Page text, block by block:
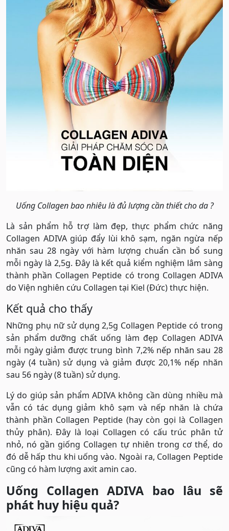
Uống Collagen bao nhiêu là đủ lượng cần thiết cho da ?
Là sản phẩm hỗ trợ làm đẹp, thực phẩm chức năng
Collagen ADIVA giúp đẩy lùi khô sạm, ngăn ngừa nếp
nhăn sau 28 ngày với hàm lượng chuẩn cần bổ sung
mỗi ngày là 2,5g. Đây là kết quả kiểm nghiệm lâm sàng
thành phần Collagen Peptide có trong Collagen ADIVA
do Viện nghiên cứu Collagen tại Kiel (Đức) thực hiện.
Kết quả cho thấy
Những phụ nữ sử dụng 2,5g Collagen Peptide có trong
sản phẩm dưỡng chất uống làm đẹp Collagen ADIVA
mỗi ngày giảm được trung bình 7,2% nếp nhăn sau 28
ngày (4 tuần) sử dụng và giảm được 20,1% nếp nhăn
sau 56 ngày (8 tuần) sử dụng.
Lý do giúp sản phẩm ADIVA không cần dùng nhiều mà
vẫn có tác dụng giảm khô sạm và nếp nhăn là chứa
thành phần Collagen Peptide (hay còn gọi là Collagen
thủy phân). Đây là loại Collagen có cấu trúc phân tử
nhỏ, nó gần giống Collagen tự nhiên trong cơ thể, do
đó dễ hấp thu khi uống vào. Ngoài ra, Collagen Peptide
cũng có hàm lượng axit amin cao.
Uống Collagen ADIVA bao lâu sẽ
phát huy hiệu quả?